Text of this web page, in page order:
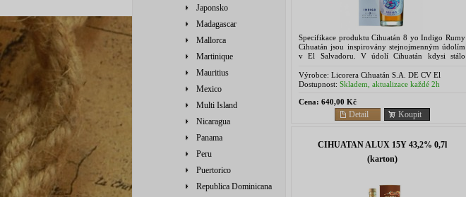
Japonsko
Madagascar
Mallorca
Martinique
Mauritius
Mexico
Multi Island
Nicaragua
Panama
Peru
Puertorico
Republica Dominicana
Specifikace produktu Cihuatán 8 yo Indigo Rumy
Cihuatán jsou inspirovány stejnojmenným údolím
v El Salvadoru. V údolí Cihuatán kdysi stálo
Výrobce: Licorera Cihuatán S.A. DE CV El
Salvador, Centroamerica
Dostupnost: Skladem, aktualizace každé 2h
Cena: 640,00 Kč
Koupit
Detail
CIHUATAN ALUX 15Y 43,2% 0,7l
(karton)